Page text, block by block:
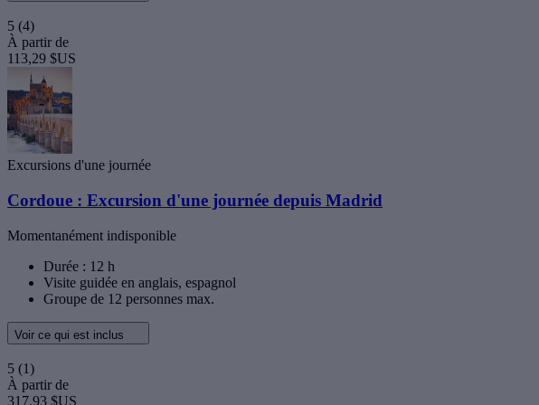
5 (4)
À partir de
113,29 $US
Excursions d'une journée
Cordoue : Excursion d'une journée depuis Madrid
Momentanément indisponible
Durée : 12 h
Visite guidée en anglais, espagnol
Groupe de 12 personnes max.
Voir ce qui est inclus
5 (1)
À partir de
317,93 $US